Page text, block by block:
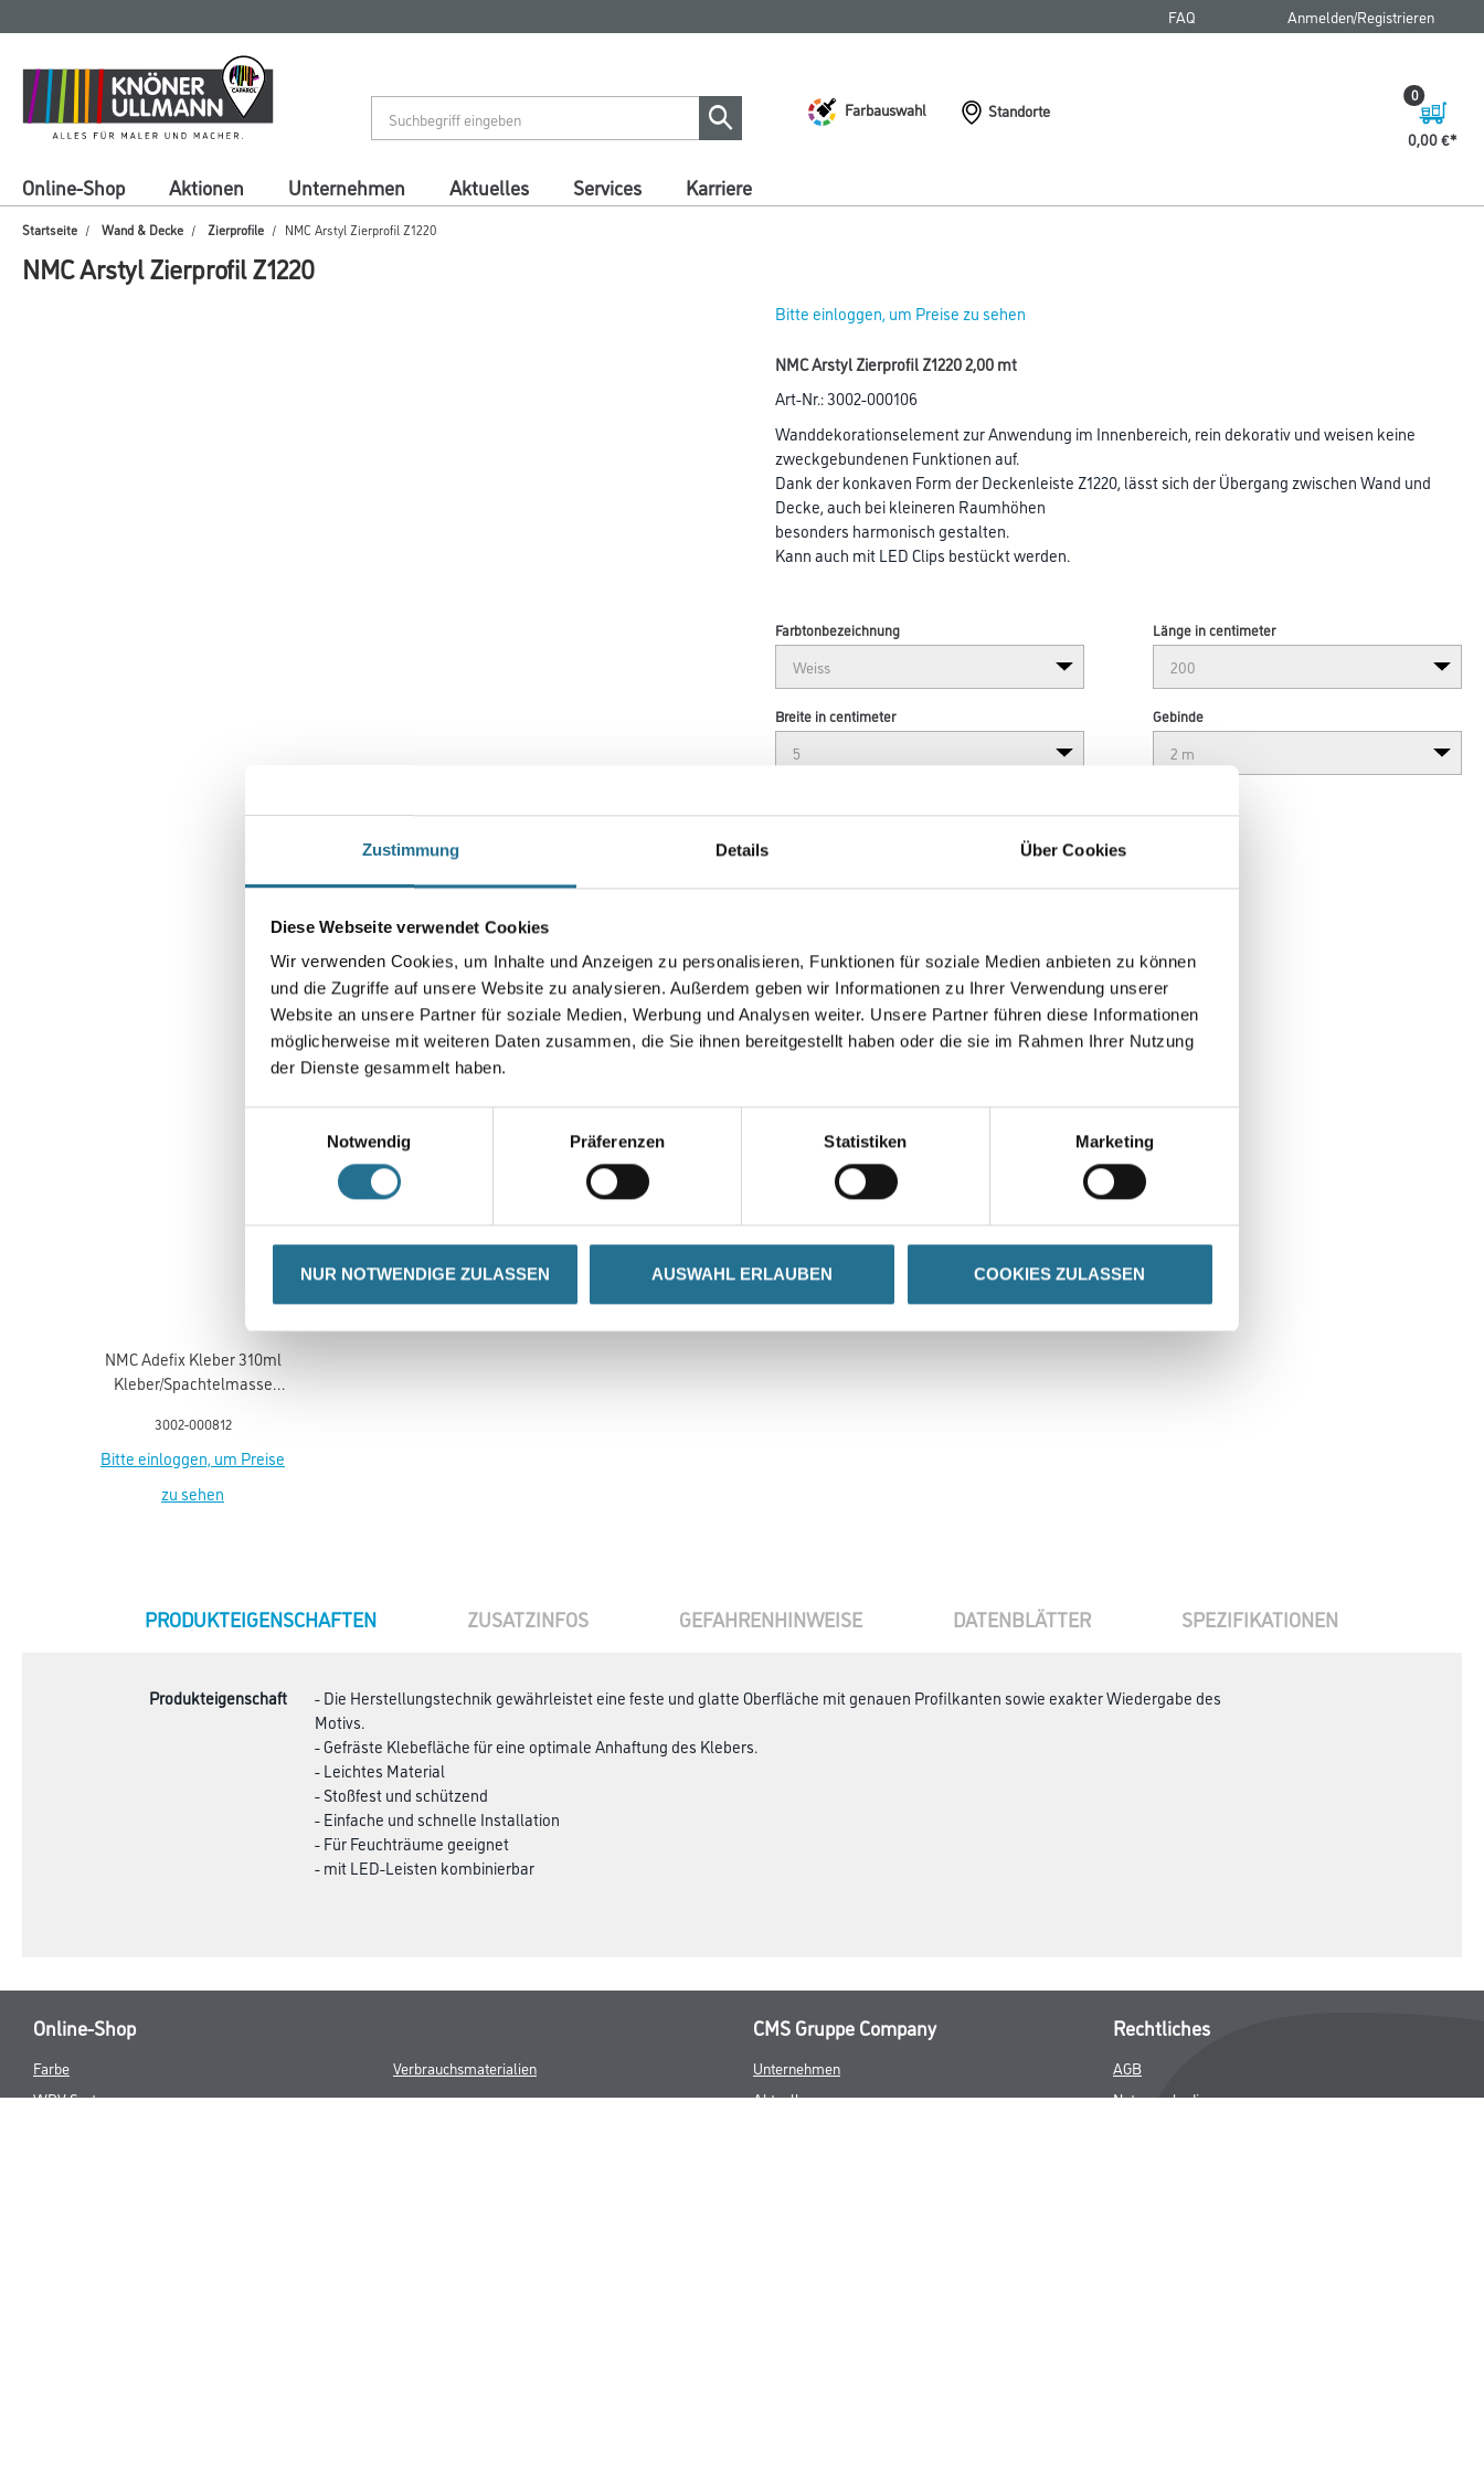
Zustimmung Details Über Cookies
Diese Webseite verwendet Cookies
Wir verwenden Cookies, um Inhalte und Anzeigen zu personalisieren, Funktionen für soziale Medien anbieten zu können
und die Zugriffe auf unsere Website zu analysieren. Außerdem geben wir Informationen zu Ihrer Verwendung unserer
Website an unsere Partner für soziale Medien, Werbung und Analysen weiter. Unsere Partner führen diese Informationen
möglicherweise mit weiteren Daten zusammen, die Sie ihnen bereitgestellt haben oder die sie im Rahmen Ihrer Nutzung
der Dienste gesammelt haben.
Notwendig
Präferenzen Statistiken Marketing
NUR NOTWENDIGE ZULASSEN AUSWAHL ERLAUBEN COOKIES ZULASSEN
springen
springen
FAQ Anmelden/Registrieren
Farbauswahl
Standorte
0,00 €
0
Online-Shop Aktionen Unternehmen Aktuelles Services Karriere
Startseite Wand & Decke Zierprofile NMC Arstyl Zierprofil Z1220
NMC Arstyl Zierprofil Z1220
Bitte einloggen, um Preise zu sehen
NMC Arstyl Zierprofil Z1220 2,00 mt
Art-Nr.:3002-000106
Wanddekorationselement zur Anwendung im Innenbereich, rein dekorativ und weisen keine
zweckgebundenen Funktionen auf.
Dank der konkaven Form der Deckenleiste Z1220, lässt sich der Übergang zwischen Wand und
Decke, auch bei kleineren Raumhöhen
besonders harmonisch gestalten.
Kann auch mit LED Clips bestückt werden.
Farbtonbezeichnung Länge in centimeter
Breite in centimeter Gebinde
VIELLEICHT GEFÄLLT IHNEN AUCH...
NMC Adefix Kleber 310ml
Kleber/Spachtelmasse
3002-000812
Bitte einloggen, um Preise
zu sehen
CURRENT
PRODUKTEIGENSCHAFTEN ZUSATZINFOS GEFAHRENHINWEISE DATENBLÄTTER SPEZIFIKATIONEN
Produkteigenschaft
- Die Herstellungstechnik gewährleistet eine feste und glatte Oberfläche mit genauen Profilkanten sowie exakter Wiedergabe des
Motivs.
- Gefräste Klebefläche für eine optimale Anhaftung des Klebers.
- Leichtes Material
- Stoßfest und schützend
- Einfache und schnelle Installation
- Für Feuchträume geeignet
- mit LED-Leisten kombinierbar
Online-Shop
Farbe
WDV-Systeme
Verbrauchsmaterialien
CMS Gruppe Company
Unternehmen
Aktuelles
Rechtliches
AGB
Nutzungsbedingungen